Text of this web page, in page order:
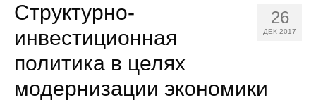
О нас
Об институте
Научные подразделения
26
ДЕК 2017
Структурно-
инвестиционная
политика в целях
модернизации экономики